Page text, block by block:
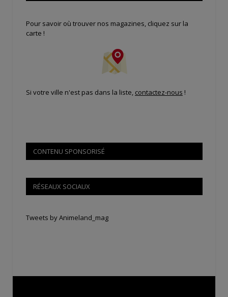
Pour savoir où trouver nos magazines, cliquez sur la
carte !
Si votre ville n'est pas dans la liste, contactez-nous !
CONTENU SPONSORISÉ
RÉSEAUX SOCIAUX
Tweets by Animeland_mag